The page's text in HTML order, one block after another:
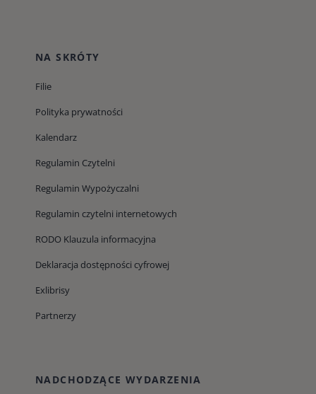
NA SKRÓTY
Filie
Polityka prywatności
Kalendarz
Regulamin Czytelni
Regulamin Wypożyczalni
Regulamin czytelni internetowych
RODO Klauzula informacyjna
Deklaracja dostępności cyfrowej
Exlibrisy
Partnerzy
NADCHODZĄCE WYDARZENIA